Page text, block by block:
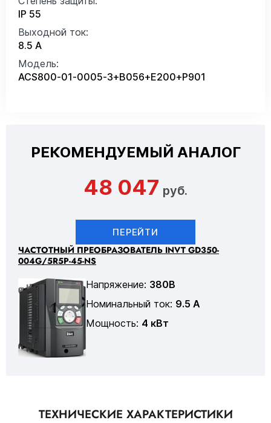
IP 55
Выходной ток:
8.5 А
Модель:
ACS800-01-0005-3+B056+E200+P901
РЕКОМЕНДУЕМЫЙ АНАЛОГ
48 047 руб.
ПЕРЕЙТИ
ЧАСТОТНЫЙ ПРЕОБРАЗОВАТЕЛЬ INVT GD350-
004G/5R5P-45-NS
Напряжение: 380В
Номинальный ток: 9.5 А
Мощность: 4 кВт
ТЕХНИЧЕСКИЕ ХАРАКТЕРИСТИКИ